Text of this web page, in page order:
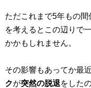
ただこれまで5年もの
を考えるとこの辺りで
かかもしれません。
その影響もあってか最
クが突然の脱退をした